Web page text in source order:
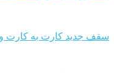
سقف جدید کارت به کارت و